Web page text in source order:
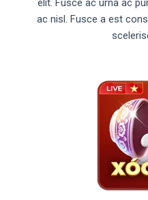
elit. Fusce ac urna ac
ac nisl. Fusce a est